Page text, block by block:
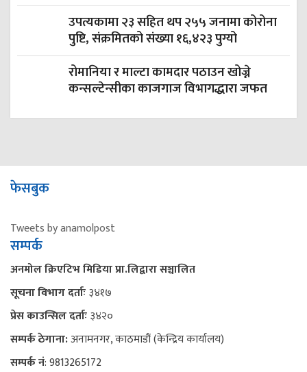
उपत्यकामा २३ सहित थप २५५ जनामा कोरोना
पुष्टि, संक्रमितको संख्या १६,४२३ पुग्यो
रोमानिया र माल्टा कामदार पठाउन खोज्ने
कन्सल्टेन्सीका काजगाज विभागद्धारा जफत
फेसबुक
Tweets by anamolpost
सम्पर्क
अनमोल क्रिएटिभ मिडिया प्रा.लिद्वारा सञ्चालित
सूचना विभाग दर्ताः३४१७
प्रेस काउन्सिल दर्ताः३४२०
सम्पर्क ठेगाना:अनामनगर, काठमाडौं (केन्द्रिय कार्यालय)
सम्पर्क नं: 9813265172